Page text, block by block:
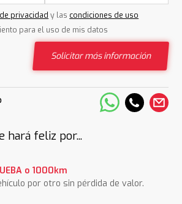
privacidad y las condiciones de uso
para el uso de mis datos
Solicitar más información
hará feliz por...
o 1000km
por otro sin pérdida de valor.